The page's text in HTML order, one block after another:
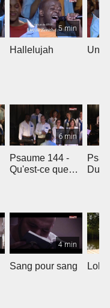
5 min
Hallelujah Un
6 min
Psaume 144 -
Qu'est-ce que
Du
4 min
Sang pour sang Lola